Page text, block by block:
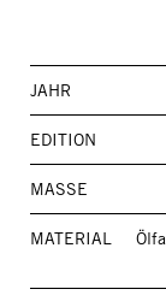
JAHR
EDITION
MASSE
MATERIAL